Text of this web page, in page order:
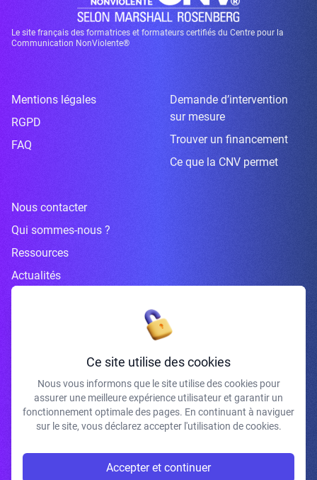
Le site français des formatrices et formateurs certifiés du Centre pour la
Communication NonViolente®
Mentions légales
RGPD
FAQ
Demande d’intervention
sur mesure
Trouver un financement
Ce que la CNV permet
Nous contacter
Qui sommes-nous ?
Ressources
Actualités
Inscrivez-vous à la newsletter
J'accepte de recevoir vos e-mails et confirme avoir pris connaissance de
votre politique de confidentialité et mentions légales.
Ce site utilise des cookies
Nous vous informons que le site utilise des cookies pour
assurer une meilleure expérience utilisateur et garantir un
fonctionnement optimale des pages. En continuant à naviguer
sur le site, vous déclarez accepter l'utilisation de cookies.
Accepter et continuer